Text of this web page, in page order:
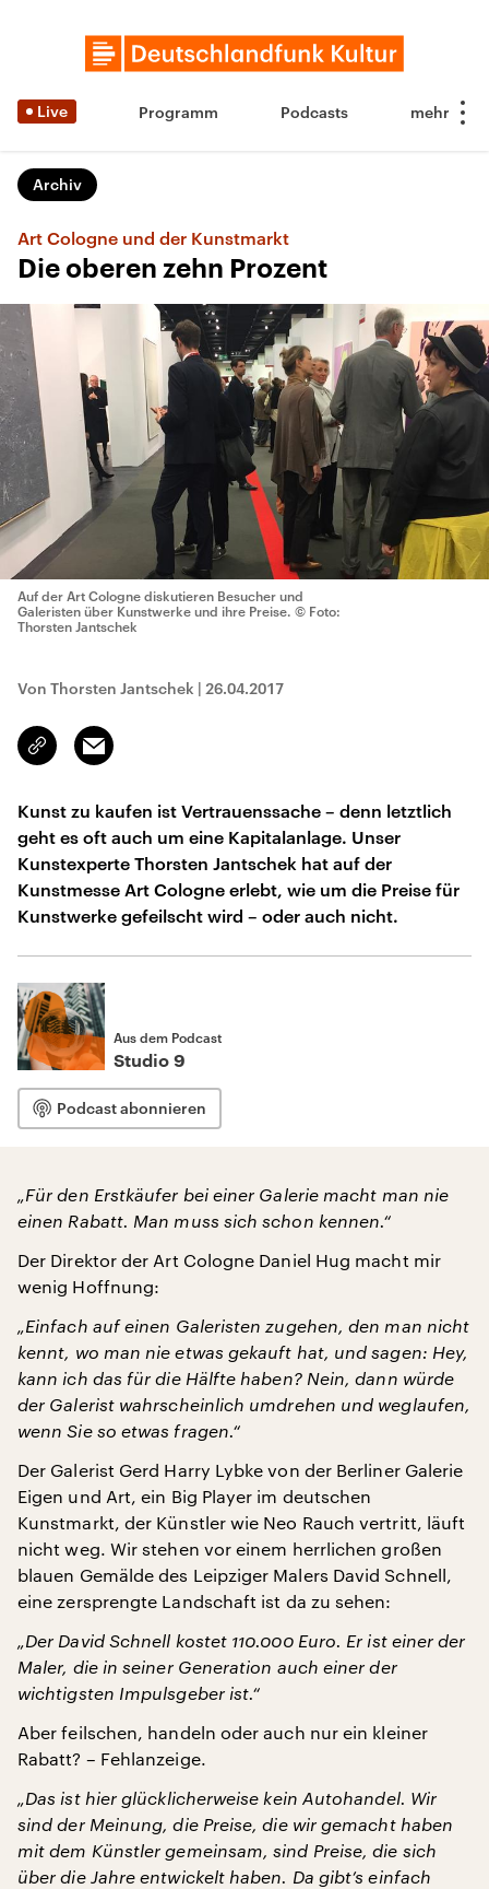
Live Programm Podcasts
Archiv
Art Cologne und der Kunstmarkt
Die oberen zehn Prozent
Auf der Art Cologne diskutieren Besucher und
Galeristen über Kunstwerke und ihre Preise. © Foto:
Thorsten Jantschek
Von Thorsten Jantschek | 26.04.2017
Link
kopieren/teilen
Email
Kunst zu kaufen ist Vertrauenssache – denn letztlich
geht es oft auch um eine Kapitalanlage. Unser
Kunstexperte Thorsten Jantschek hat auf der
Kunstmesse Art Cologne erlebt, wie um die Preise für
Kunstwerke gefeilscht wird – oder auch nicht.
Aus dem Podcast
Studio 9
Podcast abonnieren
„Für den Erstkäufer bei einer Galerie macht man nie
einen Rabatt. Man muss sich schon kennen.“
Der Direktor der Art Cologne Daniel Hug macht mir
wenig Hoffnung:
„Einfach auf einen Galeristen zugehen, den man nicht
kennt, wo man nie etwas gekauft hat, und sagen: Hey,
kann ich das für die Hälfte haben? Nein, dann würde
der Galerist wahrscheinlich umdrehen und weglaufen,
wenn Sie so etwas fragen.“
Der Galerist Gerd Harry Lybke von der Berliner Galerie
Eigen und Art, ein Big Player im deutschen
Kunstmarkt, der Künstler wie Neo Rauch vertritt, läuft
nicht weg. Wir stehen vor einem herrlichen großen
blauen Gemälde des Leipziger Malers David Schnell,
eine zersprengte Landschaft ist da zu sehen:
„Der David Schnell kostet 110.000 Euro. Er ist einer der
Maler, die in seiner Generation auch einer der
wichtigsten Impulsgeber ist.“
Aber feilschen, handeln oder auch nur ein kleiner
Rabatt? – Fehlanzeige.
„Das ist hier glücklicherweise kein Autohandel. Wir
sind der Meinung, die Preise, die wir gemacht haben
mit dem Künstler gemeinsam, sind Preise, die sich
über die Jahre entwickelt haben. Da gibt’s einfach